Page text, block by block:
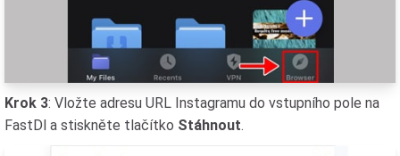
Krok 3: Vložte adresu URL Instagramu do vstupního pole na
FastDl a stiskněte tlačítko Stáhnout.